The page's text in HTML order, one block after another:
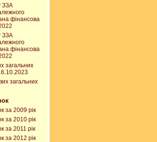
ЗЗА
фінансова
ЗЗА
фінансова
загальних
загальних
за 2009 рік
за 2010 рік
за 2011 рік
за 2012 рік